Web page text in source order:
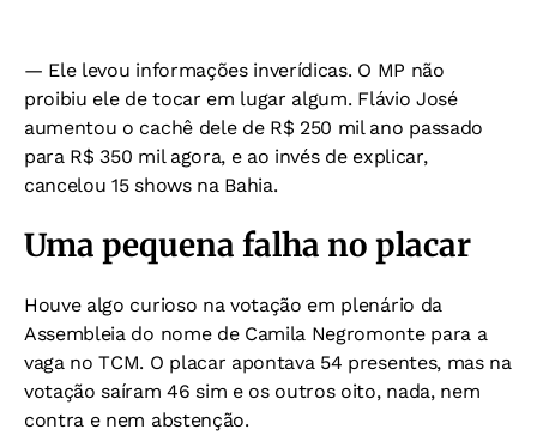
— Ele levou informações inverídicas. O MP não
proibiu ele de tocar em lugar algum. Flávio José
aumentou o cachê dele de R$ 250 mil ano passado
para R$ 350 mil agora, e ao invés de explicar,
cancelou 15 shows na Bahia.
Uma pequena falha no placar
Houve algo curioso na votação em plenário da
Assembleia do nome de Camila Negromonte para a
vaga no TCM. O placar apontava 54 presentes, mas na
votação saíram 46 sim e os outros oito, nada, nem
contra e nem abstenção.